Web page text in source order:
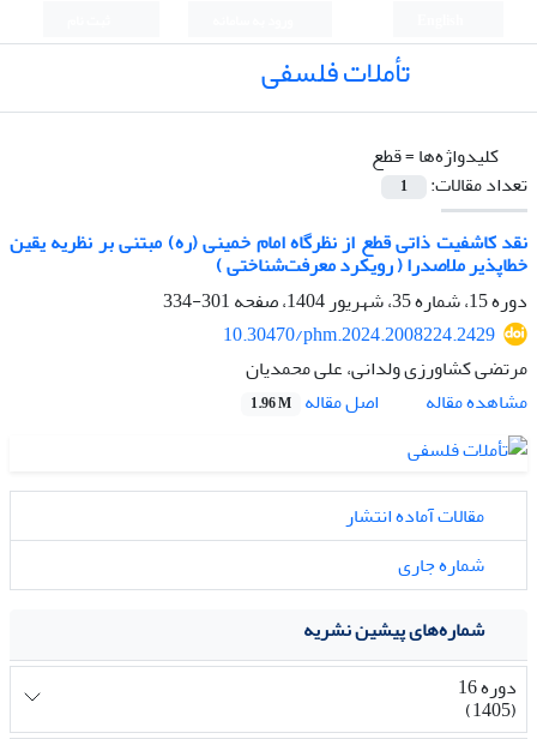
تأملات فلسفی
کلیدواژه‌ها =قطع
تعداد مقالات:
1
نقد کاشفیت ذاتی قطع از نظرگاه امام خمینی (ره) مبتنی بر نظریه یقین
خطاپذیر ملاصدرا ( رویکرد معرفت‌شناختی )
دوره 15، شماره 35، شهریور 1404، صفحه
301-334
10.30470/phm.2024.2008224.2429
مرتضی کشاورزی ولدانی، علی محمدیان
مشاهده مقاله
اصل مقاله 1.96 M
مقالات آماده انتشار
شماره جاری
شماره‌های پیشین نشریه
دوره 16
(1405)